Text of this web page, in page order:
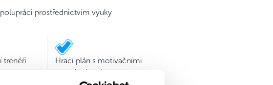
prostřednictvím výuky
trenéři
Hrací plán s motivačními
samolepkami